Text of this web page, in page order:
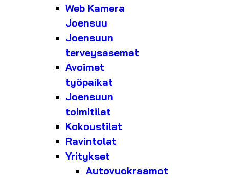
Web Kamera
Joensuu
Joensuun
terveysasemat
Avoimet
työpaikat
Joensuun
toimitilat
Kokoustilat
Ravintolat
Yritykset
Autovuokraamot